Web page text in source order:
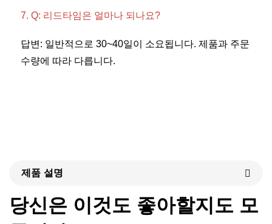
7. Q: 리드타임은 얼마나 되나요?
답변: 일반적으로 30~40일이 소요됩니다. 제품과 주문
수량에 따라 다릅니다.
제품 설명
당신은 이것도 좋아할지도 모